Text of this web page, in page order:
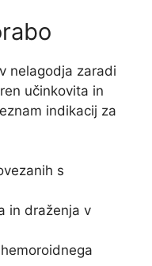
nelagodja zaradi
učinkovita in
indikacij za
s
in draženja v